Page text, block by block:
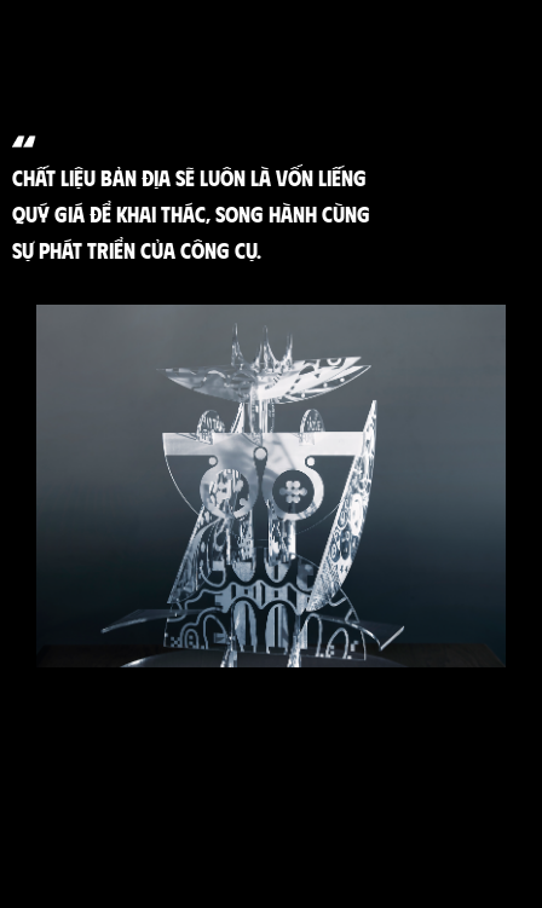
CHẤT LIỆU BẢN ĐỊA SẼ LUÔN LÀ VỐN LIẾNG
QUÝ GIÁ ĐỂ KHAI THÁC, SONG HÀNH CÙNG
SỰ PHÁT TRIỂN CỦA CÔNG CỤ.